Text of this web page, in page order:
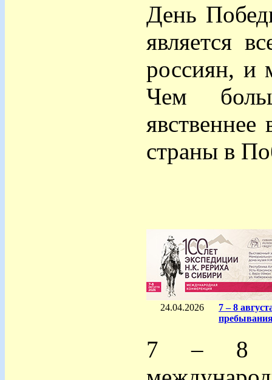
День
является
россиян, и
Чем
страны в
24.04.2026
7 – 8
7 – 8